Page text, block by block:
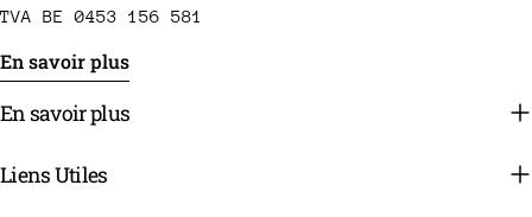
TVA BE 0453 156 581
En savoir plus
En savoir plus
Liens Utiles